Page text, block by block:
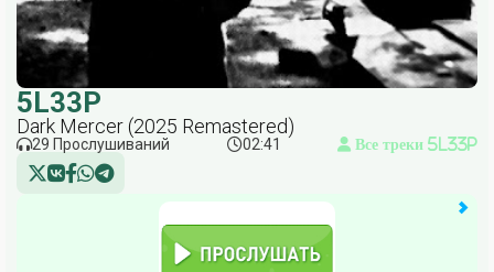
5L33P
Dark Mercer (2025 Remastered)
29 Прослушиваний 02:41 Все треки 5L33P